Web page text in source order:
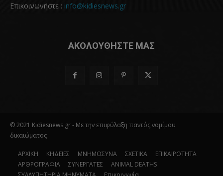
Επικοινωνήστε : info@kidiesnews.gr
ΑΚΟΛΟΥΘΗΣΤΕ ΜΑΣ
© 2021 Kidiesnews.gr - Με την επιφύλαξη παντός νομίμου
δικαιώματος
ΑΡΧΙΚΗ ΚΗΔΕΙΕΣ ΜΝΗΜΟΣΥΝΑ ΣΧΕΤΙΚΑ
ΕΠΙΚΑΙΡΟΤΗΤΑ
ΑΡΘΡΟΓΡΑΦΙΑ
ΣΥΝΕΡΓΑΤΕΣ
ANIMAL DEATHS